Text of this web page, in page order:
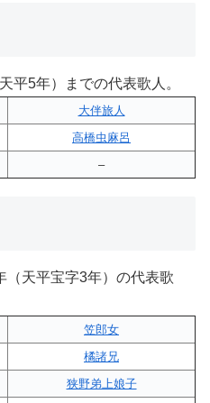
平5年）までの代表歌人。
大伴旅人
高橋虫麻呂
–
（天平宝字3年）の代表歌
笠郎女
橘諸兄
狭野弟上娘子